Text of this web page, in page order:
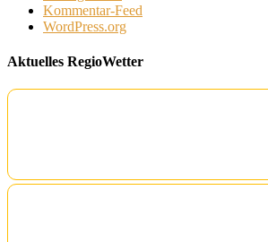
Kommentar-Feed
WordPress.org
Aktuelles RegioWetter